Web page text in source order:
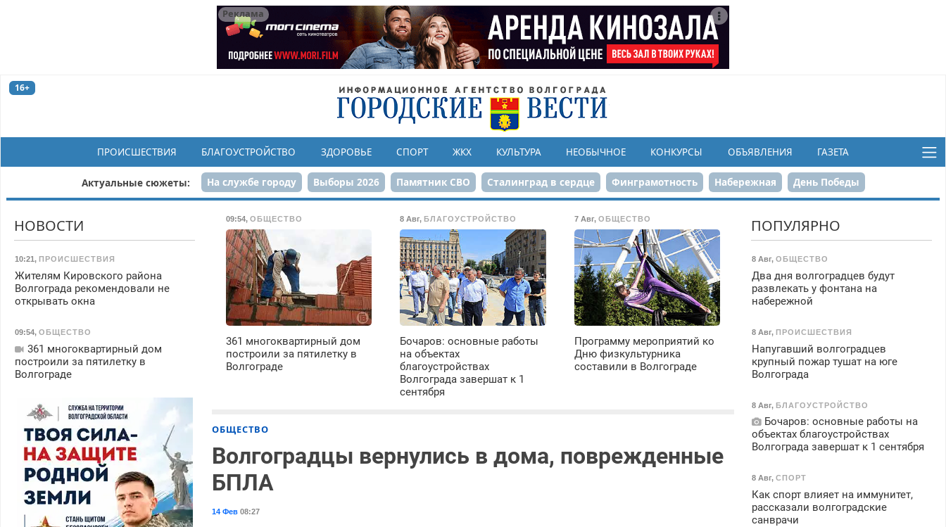
Реклама
16+
ПРОИСШЕСТВИЯ БЛАГОУСТРОЙСТВО ЗДОРОВЬЕ СПОРТ ЖКХ КУЛЬТУРА НЕОБЫЧНОЕ КОНКУРСЫ ОБЪЯВЛЕНИЯ ГАЗЕТА
Актуальные сюжеты: На службе городу Выборы 2026 Памятник СВО Сталинград в сердце Финграмотность Набережная День Победы
Реконструкция ЦПКиО 80-летие Победы Парк Героев-летчиков
09:54,ОБЩЕСТВО
361 многоквартирный дом
построили за пятилетку в
Волгограде
8 Авг, БЛАГОУСТРОЙСТВО
Бочаров: основные работы
на объектах
благоустройствах
Волгограда завершат к 1
сентября
7 Авг, ОБЩЕСТВО
Программу мероприятий ко
Дню физкультурника
составили в Волгограде
ОБЩЕСТВО
Волгоградцы вернулись в дома, поврежденные
БПЛА
14 Фев 08:27
НОВОСТИ
10:21 , ПРОИСШЕСТВИЯ
Жителям Кировского района
Волгограда рекомендовали не
открывать окна
09:54, ОБЩЕСТВО
361 многоквартирный дом
построили за пятилетку в
Волгограде
ПОПУЛЯРНО
8 Авг, ОБЩЕСТВО
Два дня волгоградцев будут
развлекать у фонтана на
набережной
8 Авг, ПРОИСШЕСТВИЯ
Напугавший волгоградцев
крупный пожар тушат на юге
Волгограда
8 Авг, БЛАГОУСТРОЙСТВО
Бочаров: основные работы на
объектах благоустройствах
Волгограда завершат к 1 сентября
8 Авг, СПОРТ
Как спорт влияет на иммунитет,
рассказали волгоградские
санврачи